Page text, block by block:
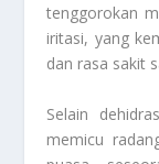
tenggorokan
iritasi, yang
dan rasa sakit
Selain
memicu